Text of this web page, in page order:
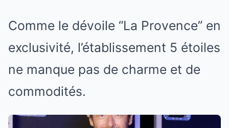
Comme le dévoile “La Provence” en
exclusivité, l’établissement 5 étoiles
ne manque pas de charme et de
commodités.